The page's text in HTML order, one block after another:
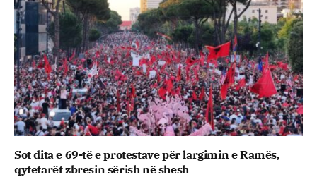
Sot dita e 69-të e protestave për largimin e Ramës,
qytetarët zbresin sërish në shesh